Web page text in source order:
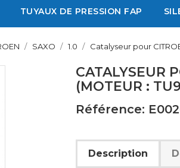
TUYAUX DE PRESSION FAP
SAXO 1.0 Catalyseur pour
CATALYSEUR
(MOTEUR :
Référence:
Description